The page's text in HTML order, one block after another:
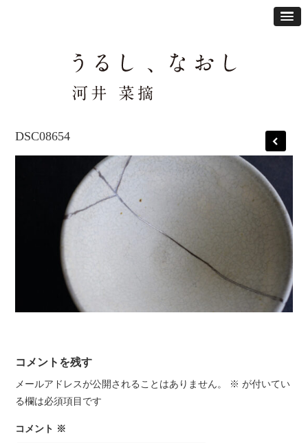
DSC08654
コメントを残す
メールアドレスが公開されることはありません。 ※ が付いてい
る欄は必須項目です
コメント ※